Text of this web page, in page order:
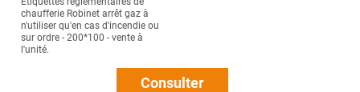
chaufferie Robinet arrêt gaz à
n'utiliser qu'en cas d'incendie ou
sur ordre - 200*100 - vente à
l'unité.
Consulter